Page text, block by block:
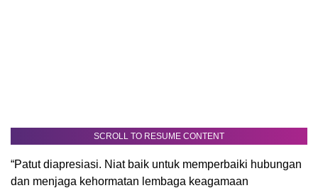
SCROLL TO RESUME CONTENT
“Patut diapresiasi. Niat baik untuk memperbaiki hubungan
dan menjaga kehormatan lembaga keagamaan